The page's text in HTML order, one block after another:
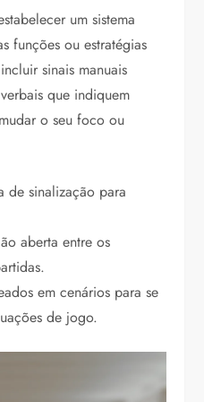
um sistema
funções ou estratégias
sinais manuais
que indiquem
o seu foco ou
de sinalização para
aberta entre os
em cenários para se
de jogo.